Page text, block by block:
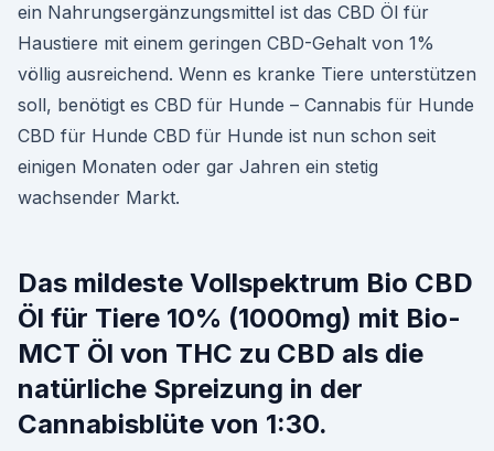
ein Nahrungsergänzungsmittel ist das CBD Öl für
Haustiere mit einem geringen CBD-Gehalt von 1%
völlig ausreichend. Wenn es kranke Tiere unterstützen
soll, benötigt es CBD für Hunde – Cannabis für Hunde
CBD für Hunde CBD für Hunde ist nun schon seit
einigen Monaten oder gar Jahren ein stetig
wachsender Markt.
Das mildeste Vollspektrum Bio CBD
Öl für Tiere 10% (1000mg) mit Bio-
MCT Öl von THC zu CBD als die
natürliche Spreizung in der
Cannabisblüte von 1:30.